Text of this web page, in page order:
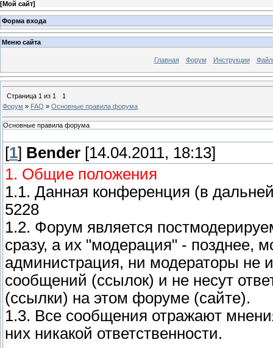
[Мой сайт]
Форма входа
Меню сайта
Главная Форум Инструкции
Страница 1 из 1
1
Форум » FAQ » Основные правила форума
Основные правила форума
[1] Bender [14.04.2011, 18:13]
1. Общие положения
1.1. Данная конференция (в
5228
1.2. Форум является
сразу, а их "модерация" - позднее,
администрация, ни модераторы не
сообщений (ссылок) и не несут
(ссылки) на этом форуме (сайте).
1.3. Все сообщения отражают
них никакой ответственности.